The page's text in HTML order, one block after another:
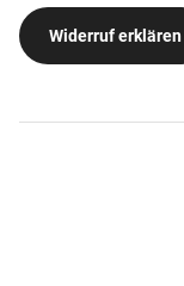
Widerruf erklären